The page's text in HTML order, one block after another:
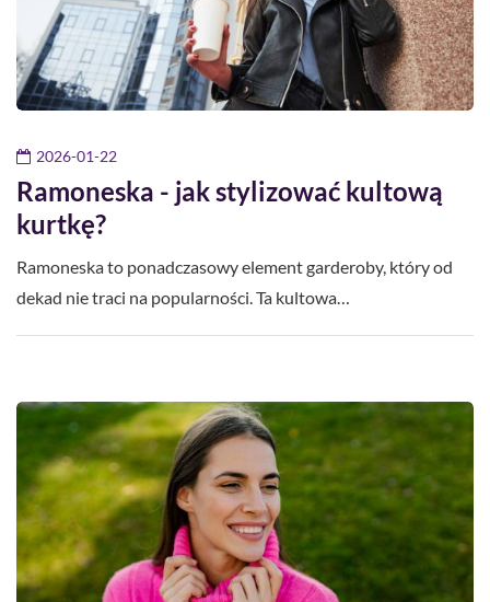
2026-01-22
Ramoneska - jak stylizować kultową
kurtkę?
Ramoneska to ponadczasowy element garderoby, który od
dekad nie traci na popularności. Ta kultowa…